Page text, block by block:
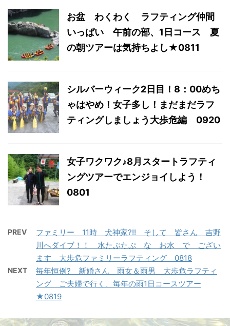
お盆 わくわく ラフティング仲間
いっぱい 午前の部、1日コース 夏
の朝ツアーは気持ちよし★0811
シルバーウィーク2日目！8：00めち
ゃはやめ！女子多し！まだまだラフ
ティングしましょう大歩危編 0920
女子ワクワク♪8月スタートラフティ
ングツアーでエンジョイしよう！
0801
PREV
ファミリー 11時 犬神家?!! そして 皆さん 吉野
川へダイブ！！ 水たぷたぷ な お水 で ござい
ます 大歩危ファミリーラフティング 0818
NEXT
毎年恒例? 新婚さん 雨女＆雨男 大歩危ラフティ
ング ご夫婦で行く、毎年の雨1日コースツアー
★0819